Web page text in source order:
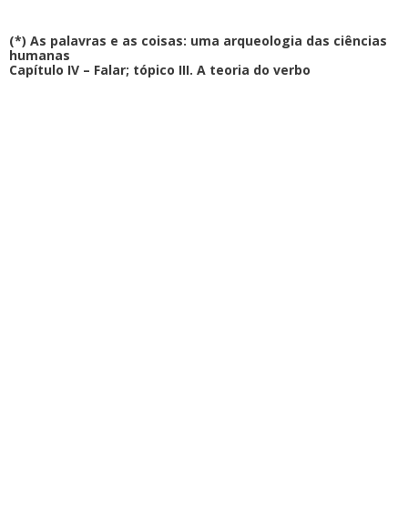
(*) As palavras e as coisas: uma arqueologia das ciências
humanas
Capítulo IV – Falar; tópico III. A teoria do verbo